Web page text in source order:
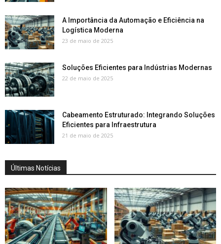
A Importância da Automação e Eficiência na
Logística Moderna
23 de maio de 2025
Soluções Eficientes para Indústrias Modernas
22 de maio de 2025
Cabeamento Estruturado: Integrando Soluções
Eficientes para Infraestrutura
21 de maio de 2025
Últimas Notícias